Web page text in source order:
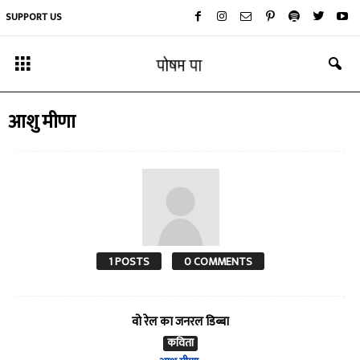
SUPPORT US
आशु मीणा
1 POSTS 0 COMMENTS
वो रेल का जनरल डिब्बा
कविता